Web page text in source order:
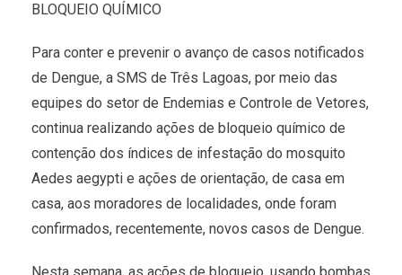
BLOQUEIO QUÍMICO
Para conter e prevenir o avanço de casos notificados
de Dengue, a SMS de Três Lagoas, por meio das
equipes do setor de Endemias e Controle de Vetores,
continua realizando ações de bloqueio químico de
contenção dos índices de infestação do mosquito
Aedes aegypti e ações de orientação, de casa em
casa, aos moradores de localidades, onde foram
confirmados, recentemente, novos casos de Dengue.